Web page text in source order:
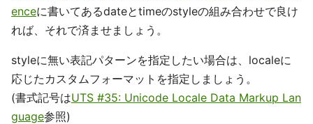
enceに書いてあるdateとtimeのstyleの組み合わせで良け
れば、それで済ませましょう。
styleに無い表記パターンを指定したい場合は、localeに
応じたカスタムフォーマットを指定しましょう。
(書式記号はUTS #35: Unicode Locale Data Markup Lan
guage参照)